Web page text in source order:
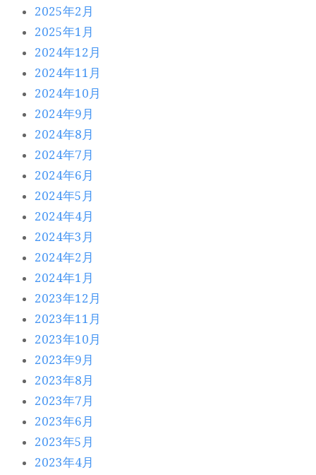
2025年2月
2025年1月
2024年12月
2024年11月
2024年10月
2024年9月
2024年8月
2024年7月
2024年6月
2024年5月
2024年4月
2024年3月
2024年2月
2024年1月
2023年12月
2023年11月
2023年10月
2023年9月
2023年8月
2023年7月
2023年6月
2023年5月
2023年4月